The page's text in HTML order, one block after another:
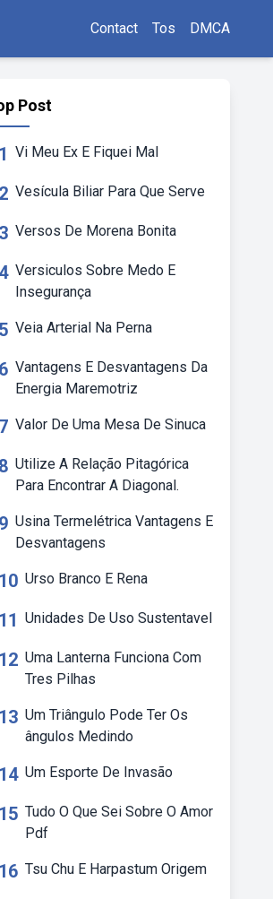
Contact Tos DMCA
Post
Vi Meu Ex E Fiquei Mal
Vesícula Biliar Para Que Serve
Versos De Morena Bonita
Versiculos Sobre Medo E
Insegurança
Veia Arterial Na Perna
Vantagens E Desvantagens Da
Energia Maremotriz
Valor De Uma Mesa De Sinuca
Utilize A Relação Pitagórica
Para Encontrar A Diagonal.
Usina Termelétrica Vantagens E
Desvantagens
Urso Branco E Rena
Unidades De Uso Sustentavel
Uma Lanterna Funciona Com
Tres Pilhas
Um Triângulo Pode Ter Os
ângulos Medindo
Um Esporte De Invasão
Tudo O Que Sei Sobre O Amor
Pdf
Tsu Chu E Harpastum Origem